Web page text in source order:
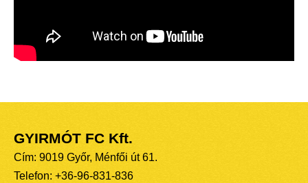
GYIRMÓT FC Kft.
Cím: 9019 Győr, Ménfői út 61.
Telefon: +36-96-831-836